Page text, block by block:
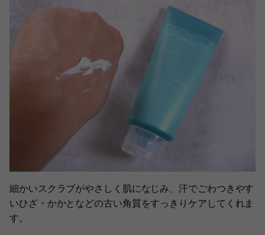
細かいスクラブがやさしく肌になじみ、汗でごわつきやす
いひざ・かかとなどの古い角質をすっきりケアしてくれま
す。